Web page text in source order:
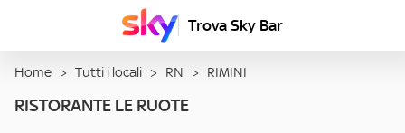
Trova Sky Bar
Home > Tutti i locali > RN > RIMINI
RISTORANTE LE RUOTE